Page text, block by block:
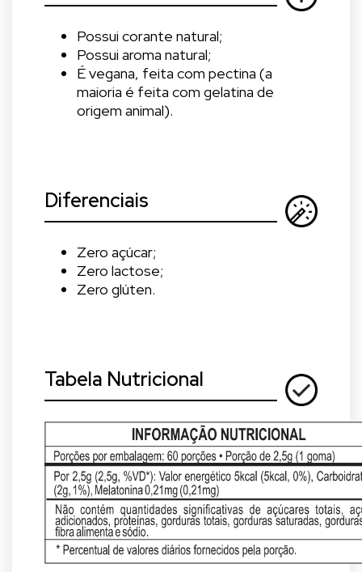
Possui corante natural;
Possui aroma natural;
É vegana, feita com pectina (a
maioria é feita com gelatina de
origem animal).
Diferenciais
Zero açúcar;
Zero lactose;
Zero glúten.
Tabela Nutricional